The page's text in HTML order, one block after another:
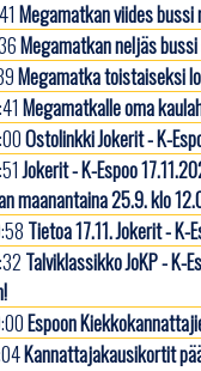
Megamatkan viides bussi
Megamatkan neljäs
Megamatka toistaiseksi
Megamatkalle oma
Ostolinkki Jokerit - K-
Jokerit - K-Espoo
maanantaina 25.9. klo
Tietoa 17.11. Jokerit - K-
Talviklassikko JoKP - K-
Espoon
Kannattajakausikortit